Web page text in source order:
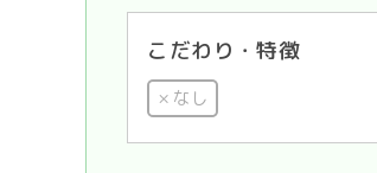
こだわり・特徴
なし